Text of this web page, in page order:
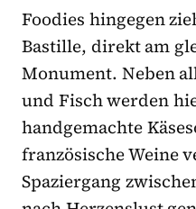
Foodies hingegen
Bastille, direkt am
Monument. Neben
und Fisch werden
handgemachte
französische Weine
Spaziergang